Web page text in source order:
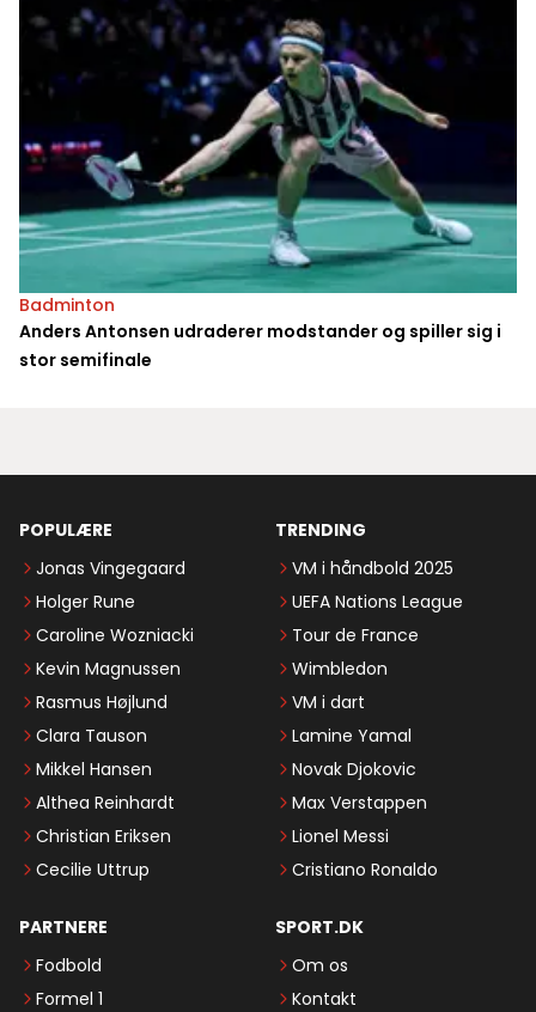
Badminton
Anders Antonsen udraderer modstander og spiller sig i
stor semifinale
POPULÆRE
Jonas Vingegaard
Holger Rune
Caroline Wozniacki
Kevin Magnussen
Rasmus Højlund
Clara Tauson
Mikkel Hansen
Althea Reinhardt
Christian Eriksen
Cecilie Uttrup
TRENDING
VM i håndbold 2025
UEFA Nations League
Tour de France
Wimbledon
VM i dart
Lamine Yamal
Novak Djokovic
Max Verstappen
Lionel Messi
Cristiano Ronaldo
PARTNERE
Fodbold
Formel 1
SPORT.DK
Om os
Kontakt